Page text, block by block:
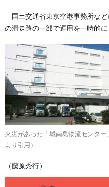
国土交通省東京空港事務所な
の滑走路の一部で運用を一時的に
火災があった「城南島物流センタ
より引用）
（藤原秀行）